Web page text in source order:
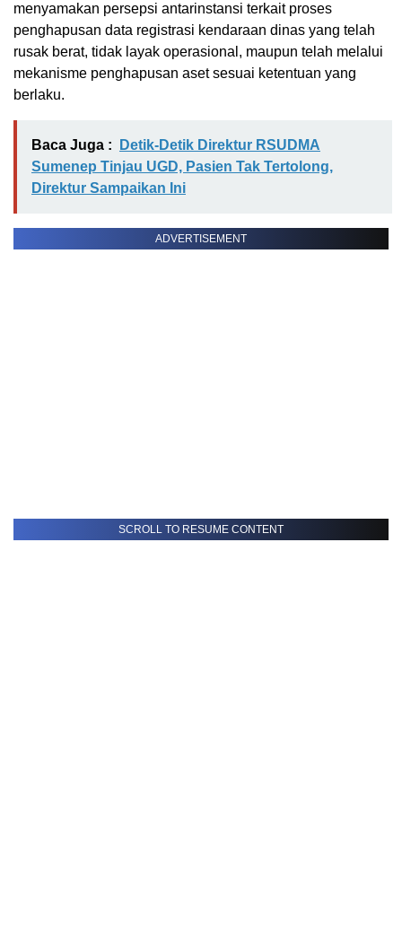
menyamakan persepsi antarinstansi terkait proses
penghapusan data registrasi kendaraan dinas yang telah
rusak berat, tidak layak operasional, maupun telah melalui
mekanisme penghapusan aset sesuai ketentuan yang
berlaku.
Baca Juga :
Detik-Detik Direktur RSUDMA
Sumenep Tinjau UGD, Pasien Tak Tertolong,
Direktur Sampaikan Ini
ADVERTISEMENT
SCROLL TO RESUME CONTENT